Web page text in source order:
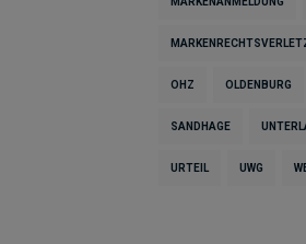
OHZ OLDENBURG
SANDHAGE
URTEIL UWG